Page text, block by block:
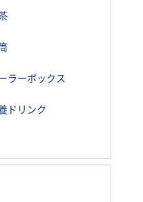
ラーボックス
ドリンク